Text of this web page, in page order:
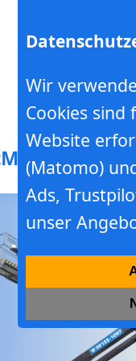
Mieten
Wir
Cookies
Website
(Matomo)
Ads,
unser